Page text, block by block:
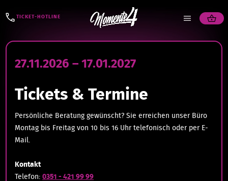
TICKET-HOTLINE
27.11.2026 – 17.01.2027
Tickets & Termine
Persönliche Beratung gewünscht? Sie erreichen unser Büro
Montag bis Freitag von 10 bis 16 Uhr telefonisch oder per E-
Mail.
Kontakt
Telefon:0351 - 421 99 99